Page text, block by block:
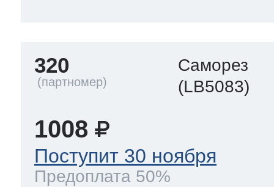
320
Саморез
(LB5083)
1008
Поступит 30 ноября
Предоплата 50%